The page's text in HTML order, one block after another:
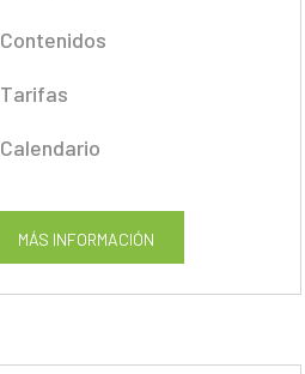
Contenidos
Tarifas
Calendario
MÁS INFORMACIÓN